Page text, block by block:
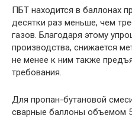
ПБТ находится в баллонах
десятки раз меньше, чем
газов. Благодаря этому
производства, снижается
не менее к ним также
требования.
Для пропан-бутановой
сварные баллоны объемом